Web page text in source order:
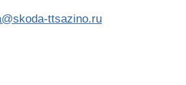
ttsazino.ru